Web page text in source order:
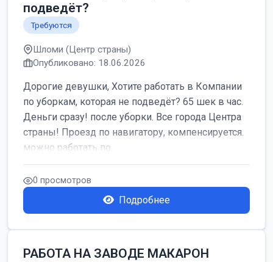
подведёт?
Требуются
Шломи (Центр страны)
Опубликовано: 18.06.2026
Дорогие девушки, Хотите работать в Компании
по уборкам, которая не подведёт? 65 шек в час.
Деньги сразу! после уборки. Все города Центра
страны! Проезд по навигатору, компенсируется.
можно работать по...
0 просмотров
Подробнее
РАБОТА НА ЗАВОДЕ МАКАРОН